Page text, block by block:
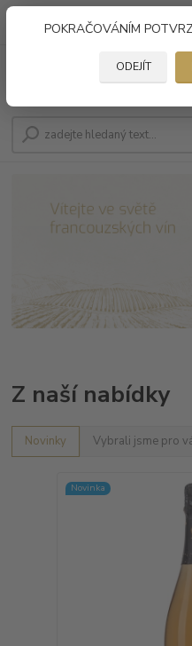
POKRAČOVÁNÍM
ODEJÍT
+420 608 885 840
Z naší nabídky
Novinky Vybrali jsme pro
Novinka